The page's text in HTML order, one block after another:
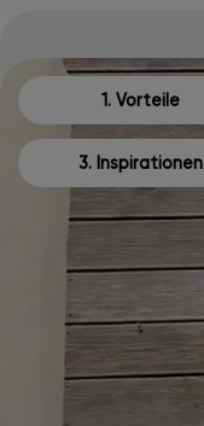
1. Vorteile
3. Inspirationen